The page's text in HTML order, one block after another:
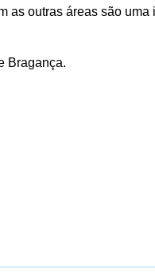
as outras áreas são
Bragança.